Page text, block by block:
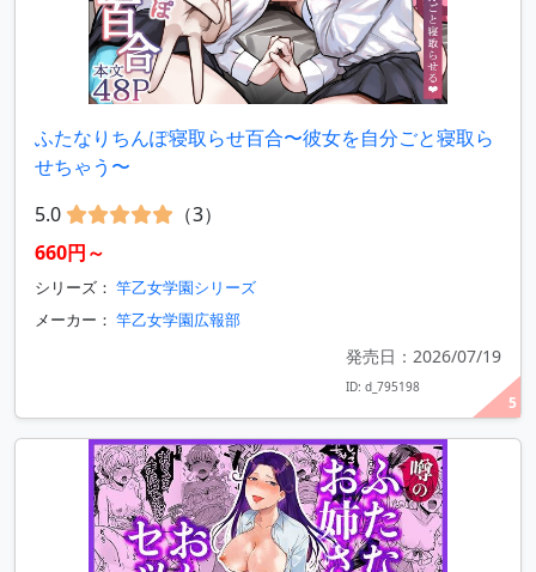
5
ふたなりちんぽ寝取らせ百合〜彼女を自分ごと寝取ら
せちゃう〜
5.0
（3）
660円～
シリーズ： 竿乙女学園シリーズ
メーカー： 竿乙女学園広報部
発売日：2026/07/19
ID: d_795198